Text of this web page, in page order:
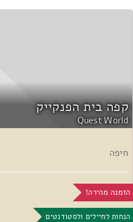
קפה בית הפנקייק
Quest World
חיפה
הזמנה מהירה!
הנחות לחיילים ולסטודנטים